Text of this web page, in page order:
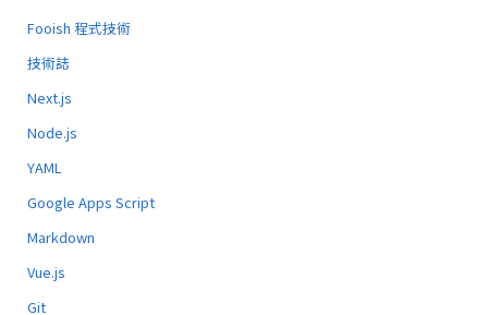
Fooish 程式技術
技術誌
Next.js
Node.js
YAML
Google Apps Script
Markdown
Vue.js
Git